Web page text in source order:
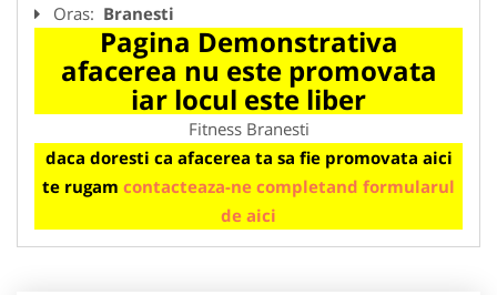
Oras: Branesti
Pagina Demonstrativa
afacerea nu este promovata
iar locul este liber
Fitness Branesti
daca doresti ca afacerea ta sa fie promovata aici
te rugam contacteaza-ne completand formularul
de aici